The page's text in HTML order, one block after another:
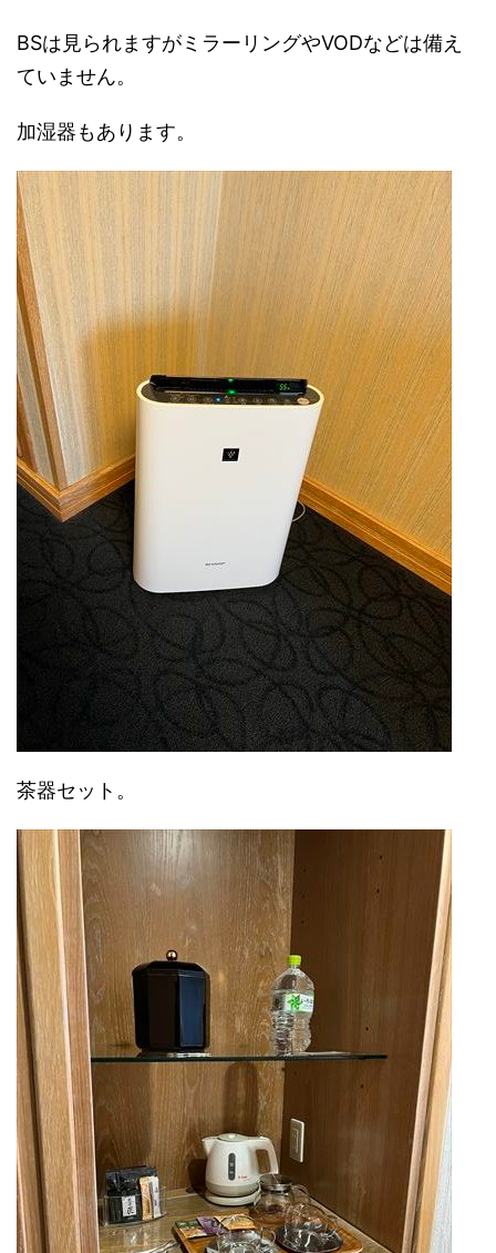
BSは見られますがミラーリングやVODなどは備え
ていません。
加湿器もあります。
茶器セット。